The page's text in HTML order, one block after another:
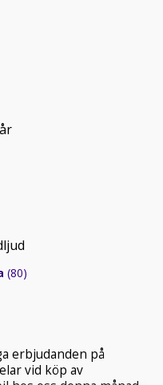
(80)
erbjudanden på
vid köp av